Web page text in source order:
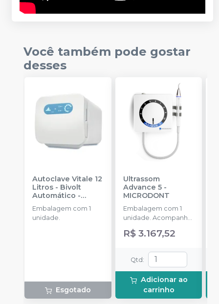
Você também pode gostar
desses
Autoclave Vitale 12
Litros - Bivolt
Automático -
CRISTÓFOLI
Embalagem com 1
unidade.
Esgotado
Ultrassom
Advance 5-
MICRODONT
Embalagem com 1
unidade. Acompanha
um conjunto de cinco
pontas inclusas no kit:
G2, 1 ponta G4 e 1
ponta P1.
R$ 3.167,52
Qtd:
Adicionar ao
carrinho